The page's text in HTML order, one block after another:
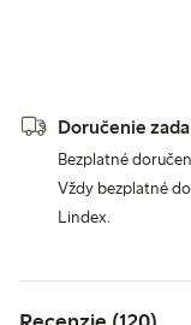
Doručenie
Bezplatné
Vždy bezplatné
Lindex.